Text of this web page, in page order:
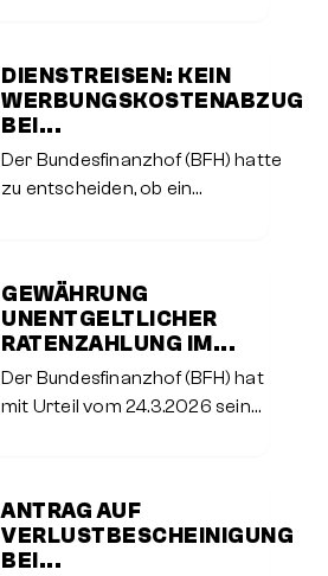
Arbeitszimmers bei selbstständig
tätigen Steuerpflichtigen erheblich
DIENSTREISEN: KEIN
WERBUNGSKOSTENABZUG
BEI...
Der Bundesfinanzhof (BFH) hatte
zu entscheiden, ob ein
die Durchführung einer Dienstreise
nicht
GEWÄHRUNG
UNENTGELTLICHER
RATENZAHLUNG IM...
Der Bundesfinanzhof (BFH) hat
mit Urteil vom 24.3.2026 seine
unverzinslicher
Ratenzahlungsvereinbarungen
ANTRAG AUF
VERLUSTBESCHEINIGUNG
BEI...